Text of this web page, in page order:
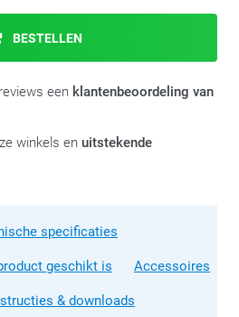
BESTELLEN
een klantenbeoordeling van
winkels en uitstekende
specificaties
geschikt is Accessoires
& downloads